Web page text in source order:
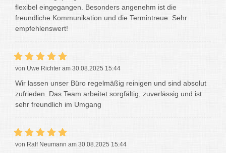
flexibel eingegangen. Besonders angenehm ist die
freundliche Kommunikation und die Termintreue. Sehr
empfehlenswert!
von Uwe Richter am 30.08.2025 15:44
Wir lassen unser Büro regelmäßig reinigen und sind absolut
zufrieden. Das Team arbeitet sorgfältig, zuverlässig und ist
sehr freundlich im Umgang
von Ralf Neumann am 30.08.2025 15:44